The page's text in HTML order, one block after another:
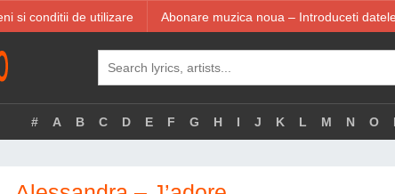
si conditii de utilizare Abonare muzica noua – Introduceti
# A B C D E F G H I J K L M N O